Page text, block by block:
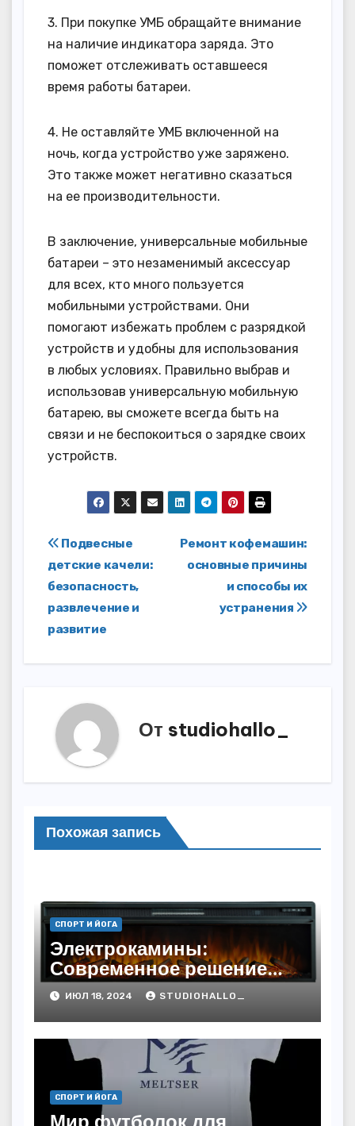
3. При покупке УМБ обращайте внимание
на наличие индикатора заряда. Это
поможет отслеживать оставшееся
время работы батареи.
4. Не оставляйте УМБ включенной на
ночь, когда устройство уже заряжено.
Это также может негативно сказаться
на ее производительности.
В заключение, универсальные мобильные
батареи – это незаменимый аксессуар
для всех, кто много пользуется
мобильными устройствами. Они
помогают избежать проблем с разрядкой
устройств и удобны для использования
в любых условиях. Правильно выбрав и
использовав универсальную мобильную
батарею, вы сможете всегда быть на
связи и не беспокоиться о зарядке своих
устройств.
Навигация
по
записям
Ремонт кофемашин:
основные причины
и способы их
устранения
Подвесные
детские качели:
безопасность,
развлечение и
развитие
От studiohallo_
Похожая запись
СПОРТ И ЙОГА
Электрокамины:
Современное решение
для уюта и тепла
ИЮЛ 18, 2024 STUDIOHALLO_
СПОРТ И ЙОГА